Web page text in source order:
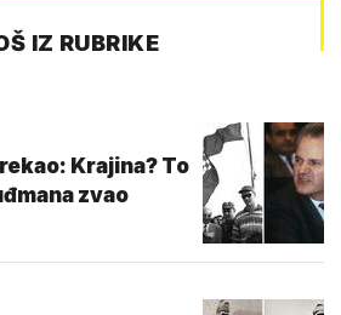
IZ RUBRIKE
Krajina? To
zvao